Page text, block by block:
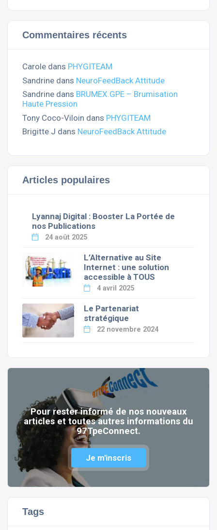
Commentaires récents
Carole dans PHYGITEAM
Sandrine dans NeuroFeedBack Attitude
Sandrine dans BRUMEX.GPE – Brumisation
Haute Pression
Tony Coco-Viloin dans PHYGITEAM
Brigitte J dans NeuroFeedBack Attitude
Articles populaires
Lyannaj Digital : Booster La Portée de
nos Publications
24 août 2025
L’Alternative au Site
Internet : une solution
accessible à TOUS
4 avril 2025
Le Partenariat
stratégique
22 novembre 2024
Pour rester informé de nos nouveaux
articles et toutes autres informations du
97TpeConnect.
Je m'inscris
Tags